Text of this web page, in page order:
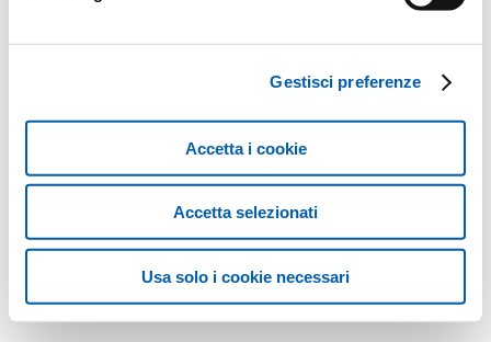
Gestisci preferenze
Accetta i cookie
Accetta selezionati
Usa solo i cookie necessari